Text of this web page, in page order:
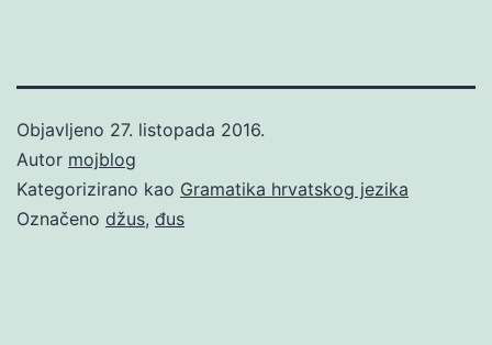
Objavljeno 27. listopada 2016.
Autor mojblog
Kategorizirano kao Gramatika hrvatskog jezika
Označeno džus, đus